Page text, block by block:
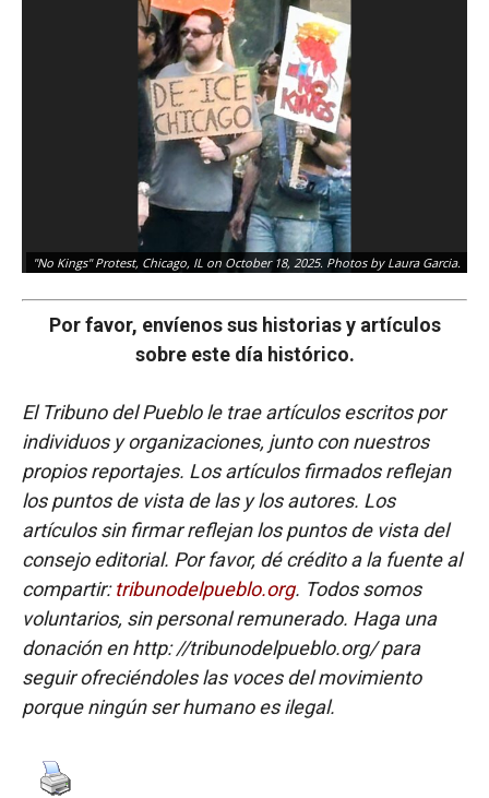
"No Kings" Protest, Chicago, IL on October 18, 2025. Photos by Laura Garcia.
Por favor, envíenos sus historias y artículos
sobre este día histórico.
El Tribuno del Pueblo le trae artículos escritos por
individuos y organizaciones, junto con nuestros
propios reportajes. Los artículos firmados reflejan
los puntos de vista de las y los autores. Los
artículos sin firmar reflejan los puntos de vista del
consejo editorial. Por favor, dé crédito a la fuente al
compartir:tribunodelpueblo.org. Todos somos
voluntarios, sin personal remunerado. Haga una
donación en http: //tribunodelpueblo.org/ para
seguir ofreciéndoles las voces del movimiento
porque ningún ser humano es ilegal.